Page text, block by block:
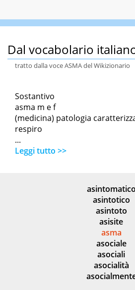
Dal vocabolario
tratto dalla voce ASMA del Wikizionario
Sostantivo
asma m e f
(medicina) patologia
respiro
...
Leggi tutto >>
asintomatico
asintotico
asintoto
asisite
asma
asociale
asociali
asocialità